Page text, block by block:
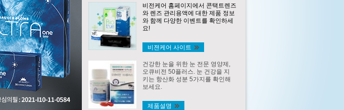
비전케어 홈페이지에서 콘택트렌즈
와 렌즈 관리용액에 대한 제품 정보
와 함께 다양한 이벤트를 확인하세
요!
비젼케어 사이트
건강한 눈을 위한 눈 전문 영양제,
오큐비전 50플러스. 눈 건강을 지
키는 항산화 성분 5가지를 확인해
보세요.
제품설명